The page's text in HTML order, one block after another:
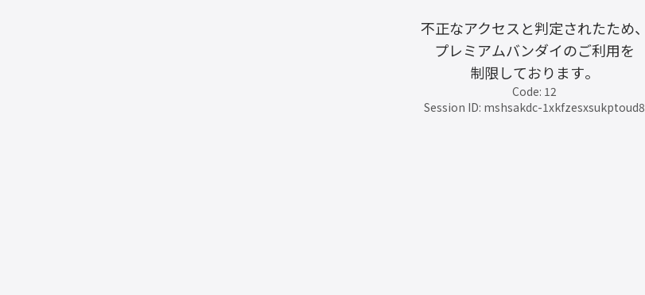
不正なアクセスと判定されたため、
プレミアムバンダイのご利用を
制限しております。
Code: 12
Session ID: mshsakdc-1xkfzesxsukptoud8